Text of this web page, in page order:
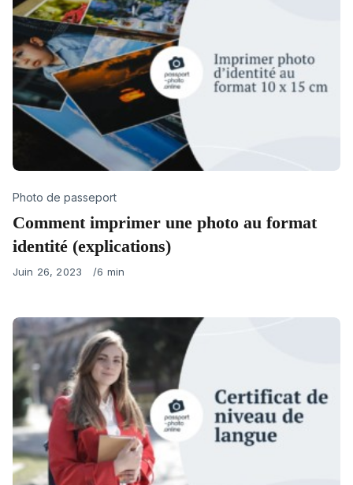
Category
Photo de passeport
Comment imprimer une photo au format
identité (explications)
Published
Juin 26, 2023 6 min